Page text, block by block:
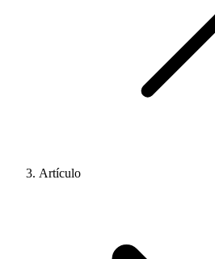
Artículo